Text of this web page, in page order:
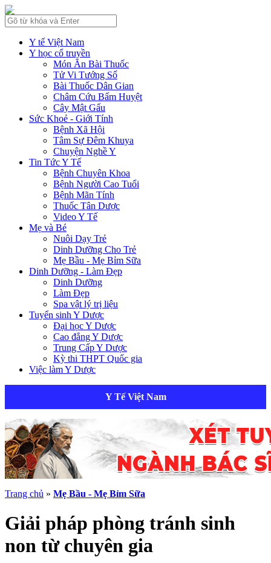
Y tế Việt Nam
Y học cổ truyền
Món Ăn Bài Thuốc
Tử Vi Tướng Số
Bài Thuốc Dân Gian
Châm Cứu Bấm Huyệt
Cây Mật Gấu
Sức Khoẻ - Giới Tính
Bệnh Xã Hội
Tâm Sự Đêm Khuya
Chuyện Nghề Y
Tin Tức Y Tế
Bệnh Chuyên Khoa
Bệnh Người Cao Tuổi
Bệnh Mãn Tính
Thuốc Tân Dược
Video Y Tế
Mẹ và Bé
Nuôi Dạy Trẻ
Dinh Dưỡng Cho Trẻ
Mẹ Bầu - Mẹ Bỉm Sữa
Dinh Dưỡng - Làm Đẹp
Dinh Dưỡng
Làm Đẹp
Spa vật lý trị liệu
Tuyển sinh Y Dược
Đại học Y Dược
Cao đẳng Y Dược
Trung Cấp Y Dược
Kỳ thi THPT Quốc gia
Việc làm Y Dược
Y Tế Việt Nam
Trang chủ » Mẹ Bầu - Mẹ Bỉm Sữa
Giải pháp phòng tránh sinh
non từ chuyên gia